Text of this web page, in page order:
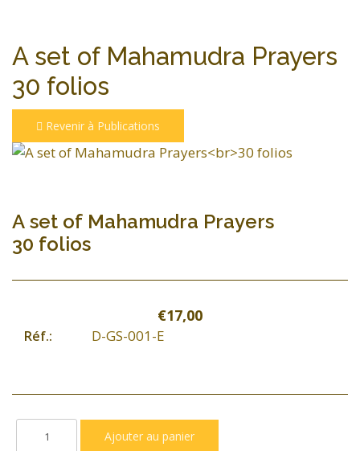
A set of Mahamudra Prayers
30 folios
Revenir à Publications
A set of Mahamudra Prayers
30 folios
€17,00
Réf.: D-GS-001-E